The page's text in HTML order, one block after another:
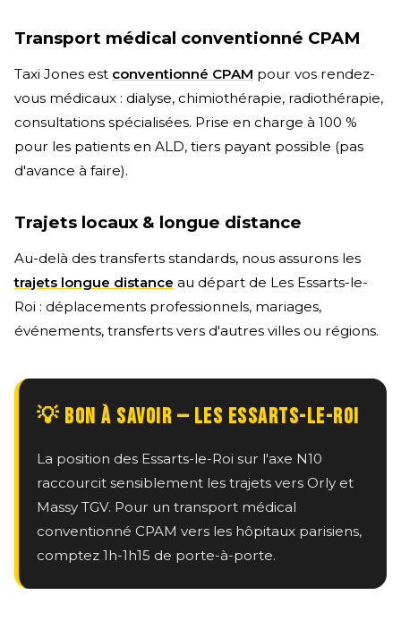
Transport médical conventionné CPAM
Taxi Jones est conventionné CPAM pour vos rendez-
vous médicaux : dialyse, chimiothérapie, radiothérapie,
consultations spécialisées. Prise en charge à 100 %
pour les patients en ALD, tiers payant possible (pas
d'avance à faire).
Trajets locaux & longue distance
Au-delà des transferts standards, nous assurons les
trajets longue distance au départ de Les Essarts-le-
Roi : déplacements professionnels, mariages,
événements, transferts vers d'autres villes ou régions.
💡 BON À SAVOIR — LES ESSARTS-LE-ROI
La position des Essarts-le-Roi sur l'axe N10
raccourcit sensiblement les trajets vers Orly et
Massy TGV. Pour un transport médical
conventionné CPAM vers les hôpitaux parisiens,
comptez 1h-1h15 de porte-à-porte.